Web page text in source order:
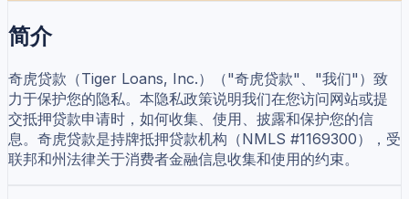
简介
奇虎贷款（Tiger Loans, Inc.）（"奇虎贷款"、"我们"）致
力于保护您的隐私。本隐私政策说明我们在您访问网站或提
交抵押贷款申请时，如何收集、使用、披露和保护您的信
息。奇虎贷款是持牌抵押贷款机构（NMLS #1169300），受
联邦和州法律关于消费者金融信息收集和使用的约束。